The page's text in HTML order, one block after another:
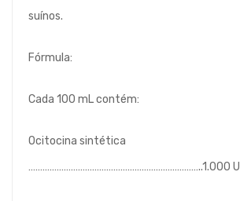
suínos.
Fórmula:
Cada 100 mL contém:
Ocitocina sintética
………………………………………………………………..1.000 UI